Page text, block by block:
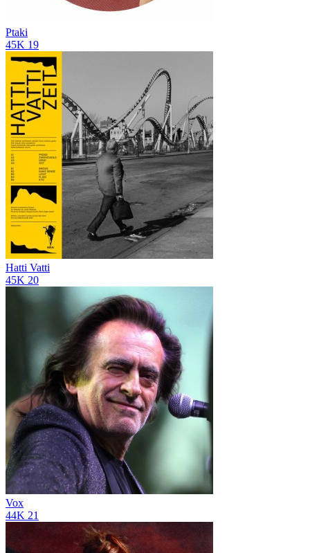
Ptaki
45K 19
Hatti Vatti
45K 20
Vox
44K 21